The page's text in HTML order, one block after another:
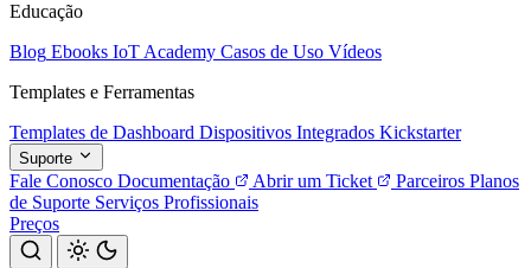
Educação
Blog Ebooks IoT Academy Casos de Uso Vídeos
Templates e Ferramentas
Templates de Dashboard Dispositivos Integrados Kickstarter
Suporte
Fale Conosco Documentação Abrir um Ticket Parceiros Planos
de Suporte Serviços Profissionais
Preços